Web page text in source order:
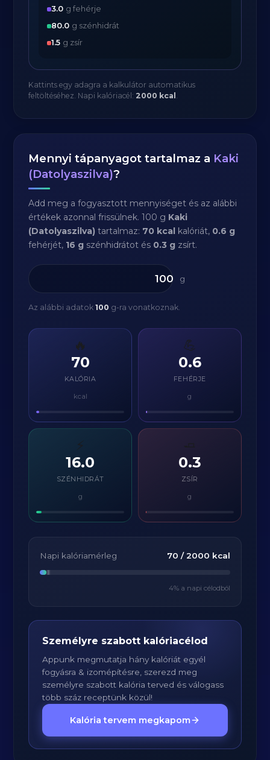
3.0 g fehérje
80.0 g szénhidrát
1.5 g zsír
Kattints egy adagra a kalkulátor automatikus
feltöltéséhez. Napi kalóriacél: 2000 kcal .
Mennyi tápanyagot tartalmaz a Kaki
(Datolyaszilva)?
Add meg a fogyasztott mennyiséget és az alábbi
értékek azonnal frissülnek. 100 g Kaki
(Datolyaszilva) tartalmaz: 70 kcal kalóriát, 0.6 g
fehérjét, 16 g szénhidrátot és 0.3 g zsírt.
g
Az alábbi adatok100 g-ra vonatkoznak.
🔥
70
KALÓRIA
kcal
💪
0.6
FEHÉRJE
g
⚡
16.0
SZÉNHIDRÁT
g
0.3
ZSÍR
g
Napi kalóriamérleg 70 / 2000 kcal
4% a napi célodból
Személyre szabott kalóriacélod
Appunk megmutatja hány kalóriát egyél
fogyásra & izomépítésre, szerezd meg
személyre szabott kalória terved és válogass
több száz receptünk közül!
Kalória tervem megkapom